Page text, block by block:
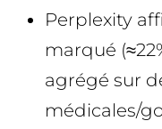
Perplexity
marqué
agrégé sur
médicales/